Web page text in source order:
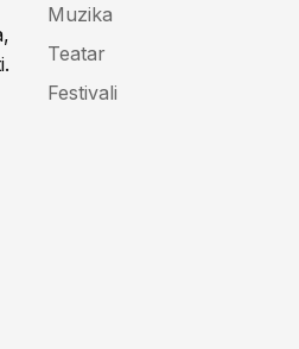
Muzika
Teatar
Festivali